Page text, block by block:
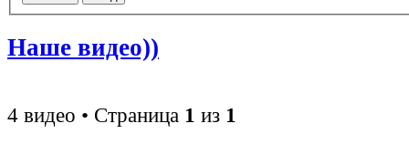
Наше видео))
4 видео • Страница 1 из 1